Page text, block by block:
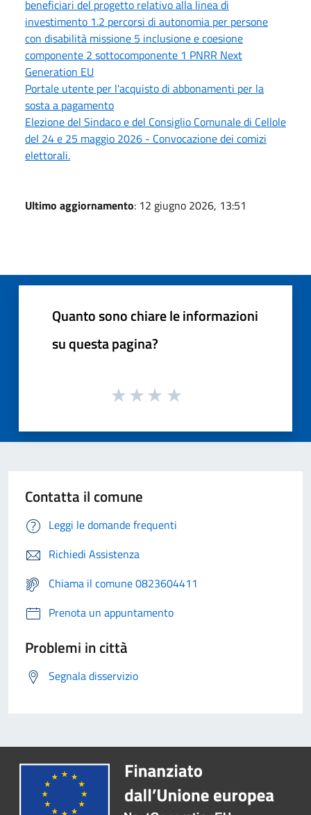
beneficiari del progetto relativo alla linea di
investimento 1.2 percorsi di autonomia per persone
con disabilità missione 5 inclusione e coesione
componente 2 sottocomponente 1 PNRR Next
Generation EU
Portale utente per l'acquisto di abbonamenti per la
sosta a pagamento
Elezione del Sindaco e del Consiglio Comunale di Cellole
del 24 e 25 maggio 2026 - Convocazione dei comizi
elettorali.
Ultimo aggiornamento: 12 giugno 2026, 13:51
Quanto sono chiare le informazioni
su questa pagina?
Contatta il comune
Leggi le domande frequenti
Richiedi Assistenza
Chiama il comune 0823604411
Prenota un appuntamento
Problemi in città
Segnala disservizio